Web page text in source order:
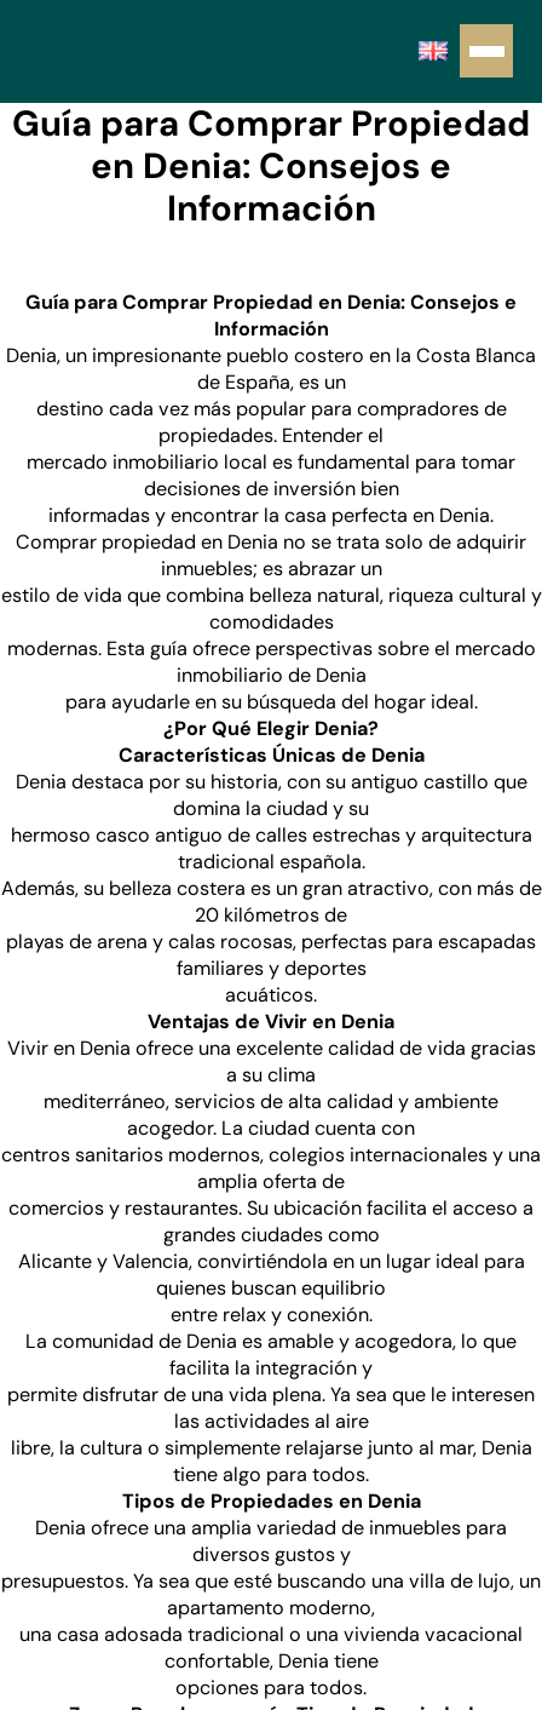
Guía para Comprar Propiedad
en Denia: Consejos e
Información
Guía para Comprar Propiedad en Denia: Consejos e
Información
Denia, un impresionante pueblo costero en la Costa Blanca
de España, es un
destino cada vez más popular para compradores de
propiedades. Entender el
mercado inmobiliario local es fundamental para tomar
decisiones de inversión bien
informadas y encontrar la casa perfecta en Denia.
Comprar propiedad en Denia no se trata solo de adquirir
inmuebles; es abrazar un
estilo de vida que combina belleza natural, riqueza cultural y
comodidades
modernas. Esta guía ofrece perspectivas sobre el mercado
inmobiliario de Denia
para ayudarle en su búsqueda del hogar ideal.
¿Por Qué Elegir Denia?
Características Únicas de Denia
Denia destaca por su historia, con su antiguo castillo que
domina la ciudad y su
hermoso casco antiguo de calles estrechas y arquitectura
tradicional española.
Además, su belleza costera es un gran atractivo, con más de
20 kilómetros de
playas de arena y calas rocosas, perfectas para escapadas
familiares y deportes
acuáticos.
Ventajas de Vivir en Denia
Vivir en Denia ofrece una excelente calidad de vida gracias
a su clima
mediterráneo, servicios de alta calidad y ambiente
acogedor. La ciudad cuenta con
centros sanitarios modernos, colegios internacionales y una
amplia oferta de
comercios y restaurantes. Su ubicación facilita el acceso a
grandes ciudades como
Alicante y Valencia, convirtiéndola en un lugar ideal para
quienes buscan equilibrio
entre relax y conexión.
La comunidad de Denia es amable y acogedora, lo que
facilita la integración y
permite disfrutar de una vida plena. Ya sea que le interesen
las actividades al aire
libre, la cultura o simplemente relajarse junto al mar, Denia
tiene algo para todos.
Tipos de Propiedades en Denia
Denia ofrece una amplia variedad de inmuebles para
diversos gustos y
presupuestos. Ya sea que esté buscando una villa de lujo, un
apartamento moderno,
una casa adosada tradicional o una vivienda vacacional
confortable, Denia tiene
opciones para todos.